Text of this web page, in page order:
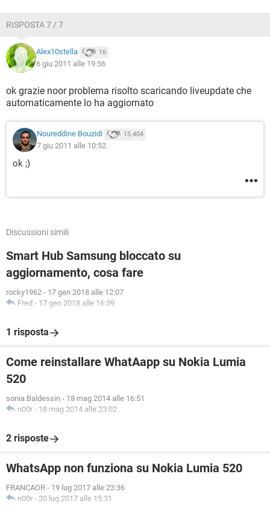
RISPOSTA 7 / 7
Alex10stella 16
6 giu 2011 alle 19:56
ok grazie noor problema risolto scaricando liveupdate che
automaticamente lo ha aggiornato
Noureddine Bouzidi 15.404
7 giu 2011 alle 10:52
ok ;)
Discussioni simili
Smart Hub Samsung bloccato su
aggiornamento, cosa fare
rocky1962 - 17 gen 2018 alle 12:07
Fred - 17 gen 2018 alle 16:39
1 risposta
Come reinstallare WhatAapp su Nokia Lumia
520
sonia.Baldessin - 18 mag 2014 alle 16:51
n00r - 18 mag 2014 alle 23:02
2 risposte
WhatsApp non funziona su Nokia Lumia 520
FRANCAOR - 19 lug 2017 alle 23:36
n00r - 20 lug 2017 alle 15:31